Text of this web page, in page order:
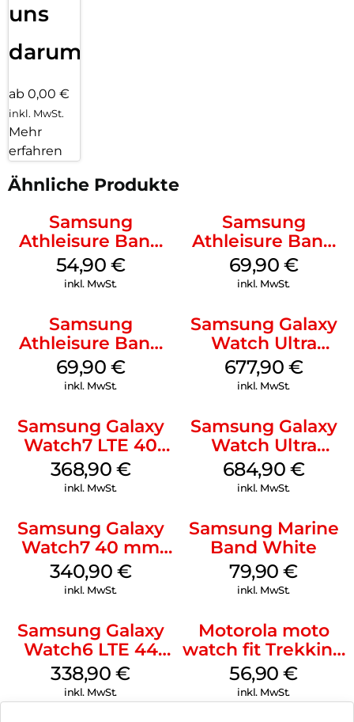
uns
darum!
ab 0,00 €
inkl. MwSt.
Mehr
erfahren
Ähnliche Produkte
Samsung
Athleisure Band
(S/M) Galaxy
Watch8/Watch8
54,90 €
inkl. MwSt.
Samsung
Athleisure Band
(M/L) Galaxy
Watch8/Watch8
69,90 €
inkl. MwSt.
Samsung
Athleisure Band
(S/M) Galaxy
Watch8/Watch8
69,90 €
inkl. MwSt.
Samsung Galaxy
Watch Ultra
Titanium Gray
677,90 €
inkl. MwSt.
Samsung Galaxy
Watch7 LTE 40
mm Cream
368,90 €
inkl. MwSt.
Samsung Galaxy
Watch Ultra
Titanium White
684,90 €
inkl. MwSt.
Samsung Galaxy
Watch7 40 mm
Green
340,90 €
inkl. MwSt.
Samsung Marine
Band White
79,90€
inkl. MwSt.
Samsung Galaxy
Watch6 LTE 44
mm Graphite
338,90€
inkl. MwSt.
Motorola moto
watch fit Trekking
Green
56,90€
inkl. MwSt.